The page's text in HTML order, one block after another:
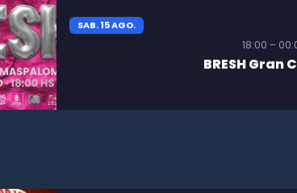
SAB. 15 AGO.
18:00 –
BRESH Gran